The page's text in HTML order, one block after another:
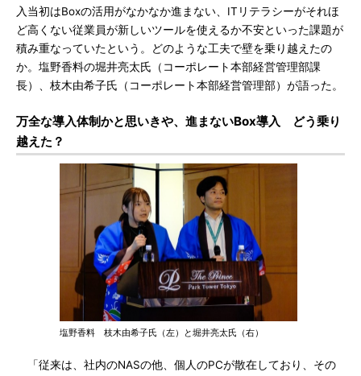
入当初はBoxの活用がなかなか進まない、ITリテラシーがそれほ
ど高くない従業員が新しいツールを使えるか不安といった課題が
積み重なっていたという。どのような工夫で壁を乗り越えたの
か。塩野香料の堀井亮太氏（コーポレート本部経営管理部課
長）、枝木由希子氏（コーポレート本部経営管理部）が語った。
万全な導入体制かと思いきや、進まないBox導入 どう乗り
越えた？
塩野香料 枝木由希子氏（左）と堀井亮太氏（右）
「従来は、社内のNASの他、個人のPCが散在しており、その